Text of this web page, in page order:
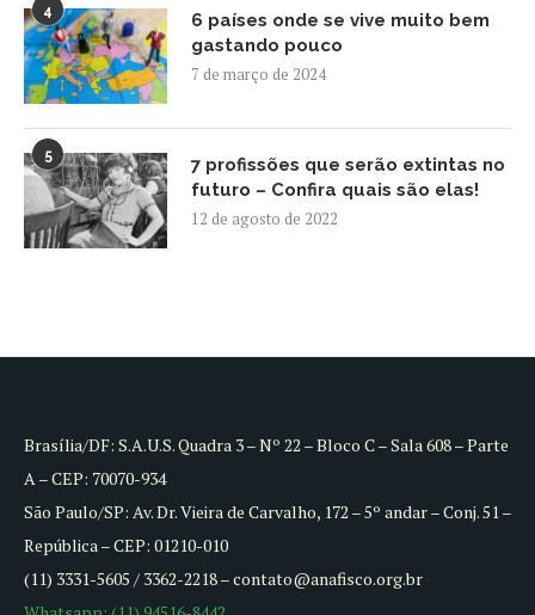
4
6 países onde se vive muito bem
gastando pouco
7 de março de 2024
5
7 profissões que serão extintas no
futuro – Confira quais são elas!
12 de agosto de 2022
Brasília/DF: S.A.U.S. Quadra 3 – Nº 22 – Bloco C – Sala 608 – Parte
A – CEP: 70070-934
São Paulo/SP: Av. Dr. Vieira de Carvalho, 172 – 5º andar – Conj. 51 –
República – CEP: 01210-010
(11) 3331-5605 / 3362-2218 – contato@anafisco.org.br